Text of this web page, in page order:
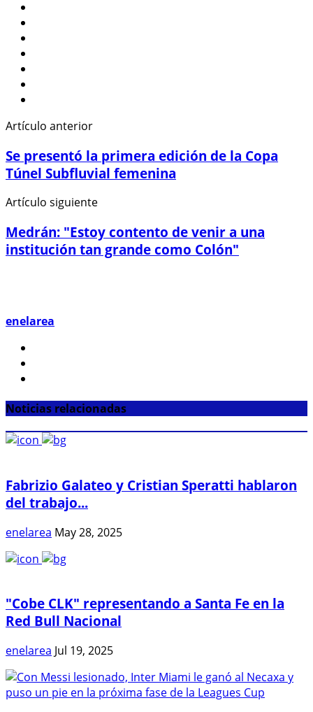
Artículo anterior
Se presentó la primera edición de la Copa
Túnel Subfluvial femenina
Artículo siguiente
Medrán: "Estoy contento de venir a una
institución tan grande como Colón"
enelarea
Noticias relacionadas
Fabrizio Galateo y Cristian Speratti hablaron
del trabajo...
enelarea May 28, 2025
"Cobe CLK" representando a Santa Fe en la
Red Bull Nacional
enelarea Jul 19, 2025